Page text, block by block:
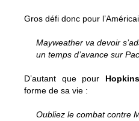
Gros défi donc pour
Mayweather va devoir
un temps d’avance sur
D’autant que pour Hopkins
forme de sa vie :
Oubliez le combat contre